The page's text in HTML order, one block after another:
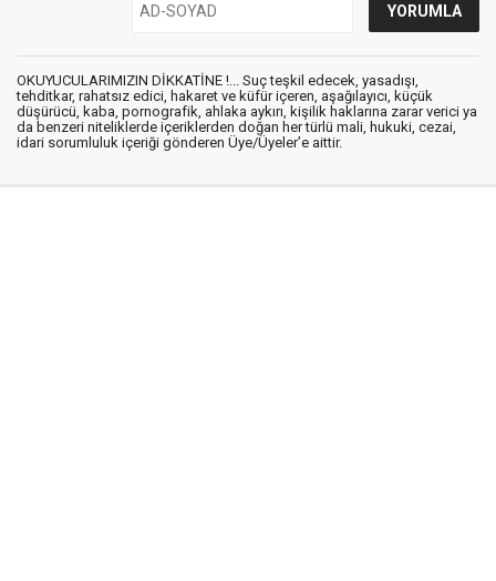
OKUYUCULARIMIZIN DİKKATİNE !... Suç teşkil edecek, yasadışı,
tehditkar, rahatsız edici, hakaret ve küfür içeren, aşağılayıcı, küçük
düşürücü, kaba, pornografik, ahlaka aykırı, kişilik haklarına zarar verici ya
da benzeri niteliklerde içeriklerden doğan her türlü mali, hukuki, cezai,
idari sorumluluk içeriği gönderen Üye/Üyeler’e aittir.